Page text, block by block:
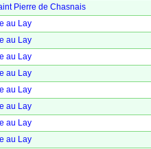
Pierre de Chasnais
au Lay
au Lay
au Lay
au Lay
au Lay
au Lay
au Lay
au Lay